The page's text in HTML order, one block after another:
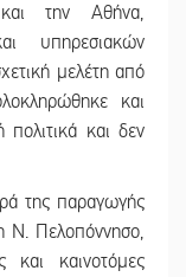
την Αθήνα,
υπηρεσιακών
μελέτη από
και
και δεν
της παραγωγής
Ν. Πελοπόννησο,
και καινοτόμες